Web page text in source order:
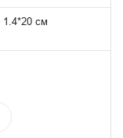
1.4*20 см